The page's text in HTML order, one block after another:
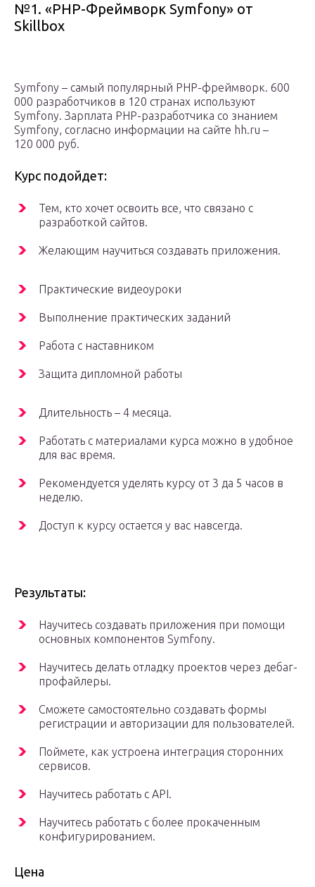
№1. «PHP-Фреймворк Symfony» от
Skillbox
Symfony – самый популярный PHP-фреймворк. 600
000 разработчиков в 120 странах используют
Symfony. Зарплата PHP-разработчика со знанием
Symfony, согласно информации на сайте hh.ru –
120 000 руб.
Курс подойдет:
Тем, кто хочет освоить все, что связано с
разработкой сайтов.
Желающим научиться создавать приложения.
Практические видеоуроки
Выполнение практических заданий
Работа с наставником
Защита дипломной работы
Длительность – 4 месяца.
Работать с материалами курса можно в удобное
для вас время.
Рекомендуется уделять курсу от 3 да 5 часов в
неделю.
Доступ к курсу остается у вас навсегда.
Результаты:
Научитесь создавать приложения при помощи
основных компонентов Symfony.
Научитесь делать отладку проектов через дебаг-
профайлеры.
Сможете самостоятельно создавать формы
регистрации и авторизации для пользователей.
Поймете, как устроена интеграция сторонних
сервисов.
Научитесь работать с API.
Научитесь работать с более прокаченным
конфигурированием.
Цена